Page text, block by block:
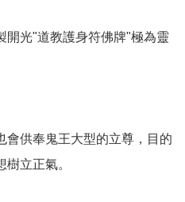
開光"道教護身符佛牌"極為靈
會供奉鬼王大型的立尊，目的
立正氣。